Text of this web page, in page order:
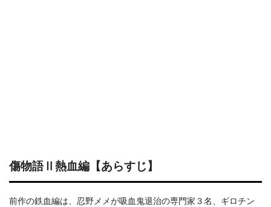
傷物語Ⅱ熱血編【あらすじ】
前作の鉄血編は、忍野メメが吸血鬼退治の専門家３名、ギロチン